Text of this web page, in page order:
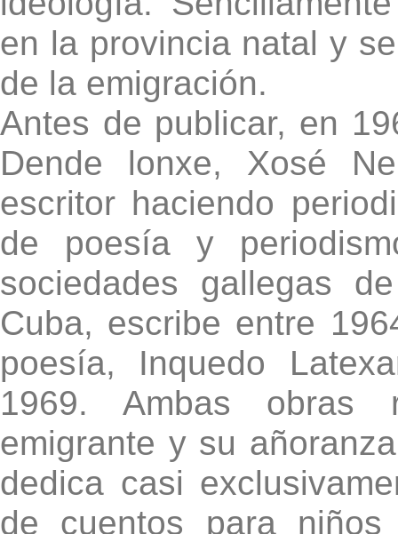
en la provincia natal y
de la emigración.
Antes de publicar, en
Dende lonxe, Xosé
escritor haciendo
de poesía y
sociedades gallegas
Cuba, escribe entre
poesía, Inquedo
1969. Ambas obras
emigrante y su
dedica casi
de cuentos para